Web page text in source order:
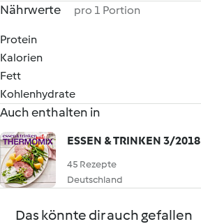
Nährwerte pro 1 Portion
Protein
Kalorien
Fett
Kohlenhydrate
Auch enthalten in
ESSEN & TRINKEN 3/2018
45 Rezepte
Deutschland
Das könnte dir auch gefallen